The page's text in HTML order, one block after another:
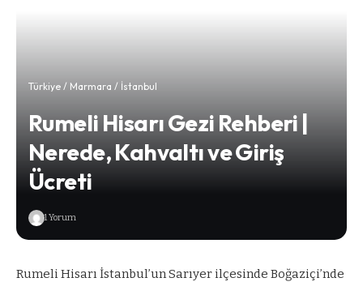
Türkiye / Marmara / İstanbul
Rumeli Hisarı Gezi Rehberi |
Nerede, Kahvaltı ve Giriş
Ücreti
1 Yorum
Rumeli Hisarı İstanbul’un Sarıyer ilçesinde Boğaziçi’nde